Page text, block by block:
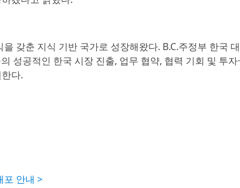
갖춘 지식 기반 국가로 성장해왔다. B.C.주정부 한국 대
성공적인 한국 시장 진출, 업무 협약, 협력 기회 및 투자·
다.
포 안내 >